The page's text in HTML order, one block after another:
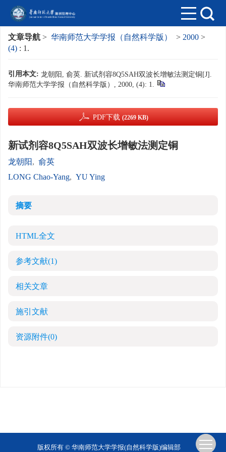
文章导航 > 华南师范大学学报（自然科学版） > 2000 >
(4) : 1.
引用本文: 龙朝阳, 俞英. 新试剂容8Q5SAH双波长增敏法测定铜[J].
华南师范大学学报（自然科学版）, 2000, (4): 1.
PDF下载 (2269 KB)
新试剂容8Q5SAH双波长增敏法测定铜
龙朝阳, 俞英
LONG Chao-Yang, YU Ying
摘要
HTML全文
参考文献(1)
相关文章
施引文献
资源附件(0)
版权所有 © 华南师范大学学报(自然科学版)编辑部